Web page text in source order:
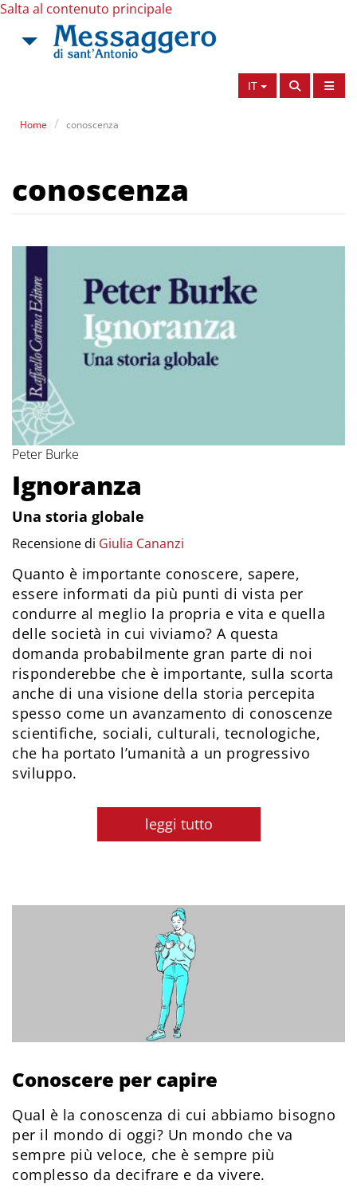
Salta al contenuto principale
IT
Home conoscenza
conoscenza
Peter Burke
Ignoranza
Una storia globale
Recensione di Giulia Cananzi
Quanto è importante conoscere, sapere,
essere informati da più punti di vista per
condurre al meglio la propria e vita e quella
delle società in cui viviamo? A questa
domanda probabilmente gran parte di noi
risponderebbe che è importante, sulla scorta
anche di una visione della storia percepita
spesso come un avanzamento di conoscenze
scientifiche, sociali, culturali, tecnologiche,
che ha portato l’umanità a un progressivo
sviluppo.
leggi tutto
Conoscere per capire
Qual è la conoscenza di cui abbiamo bisogno
per il mondo di oggi? Un mondo che va
sempre più veloce, che è sempre più
complesso da decifrare e da vivere.